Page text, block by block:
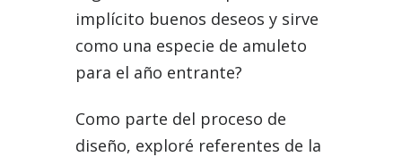
implícito buenos deseos y sirve
como una especie de amuleto
para el año entrante?
Como parte del proceso de
diseño, exploré referentes de la